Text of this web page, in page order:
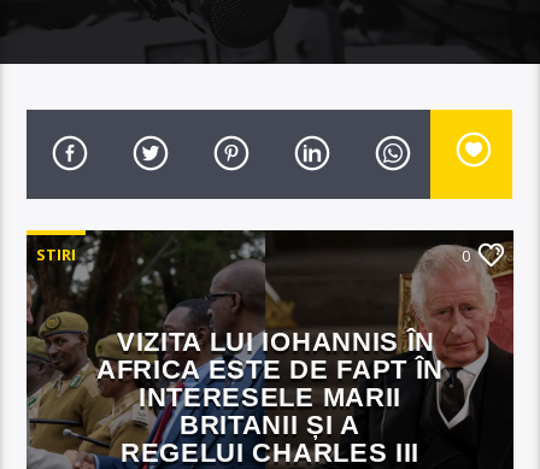
STIRI 0
VIZITA LUI IOHANNIS ÎN
AFRICA ESTE DE FAPT ÎN
INTERESELE MARII
BRITANII ȘI A
REGELUI CHARLES III